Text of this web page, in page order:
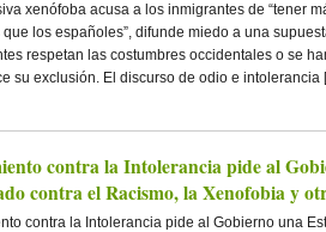
xenófoba acusa a los inmigrantes de “tener
los españoles”, difunde miedo a una
respetan las costumbres occidentales o se
su exclusión. El discurso de odio e intolerancia
contra la Intolerancia pide al
contra el Racismo, la Xenofobia y
contra la Intolerancia pide al Gobierno una